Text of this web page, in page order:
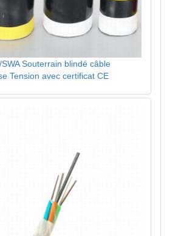
Souterrain blindé câble
Tension avec certificat CE